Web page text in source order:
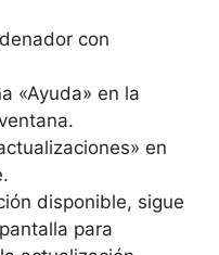
con
«Ayuda» en la
en
disponible, sigue
para